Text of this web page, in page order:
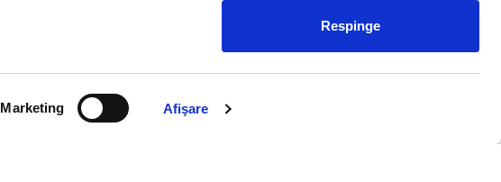
Marketing Afişare
Respinge